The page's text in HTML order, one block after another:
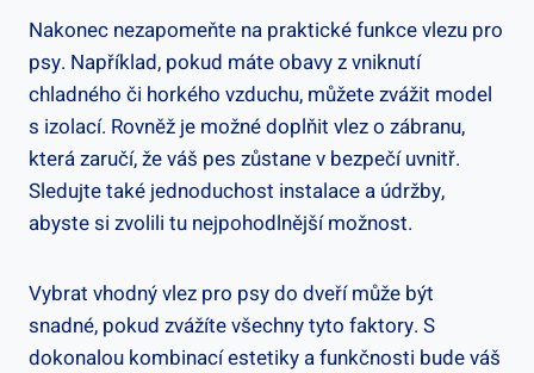
Nakonec nezapomeňte na praktické funkce vlezu pro
psy. Například, pokud máte obavy z vniknutí
chladného či horkého vzduchu, můžete zvážit model
s izolací. Rovněž je možné doplňit vlez o zábranu,
která zaručí, že váš pes zůstane v bezpečí uvnitř.
Sledujte také jednoduchost instalace a údržby,
abyste si zvolili tu nejpohodlnější možnost.
Vybrat vhodný vlez pro psy do dveří může být
snadné, pokud zvážíte všechny tyto faktory. S
dokonalou kombinací estetiky a funkčnosti bude váš